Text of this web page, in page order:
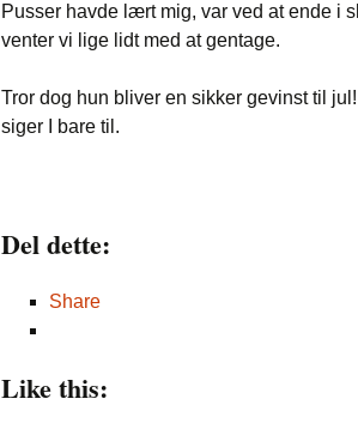
Pusser havde lært mig, var ved at ende i
venter vi lige lidt med at gentage.
Tror dog hun bliver en sikker gevinst til
siger I bare til.
Del dette:
Share
Like this: